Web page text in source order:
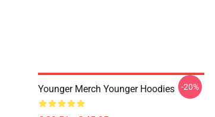
Younger Merch Younger Hoodies -20%